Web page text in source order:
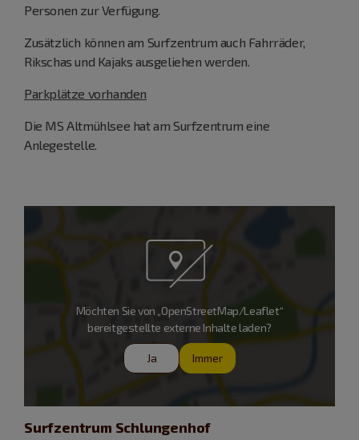
Personen zur Verfügung.
Zusätzlich können am Surfzentrum auch Fahrräder,
Rikschas und Kajaks ausgeliehen werden.
Parkplätze vorhanden
Die MS Altmühlsee hat am Surfzentrum eine
Anlegestelle.
Möchten Sie von „OpenStreetMap/Leaflet“
bereitgestellte externe Inhalte laden?
Ja Immer
Surfzentrum Schlungenhof